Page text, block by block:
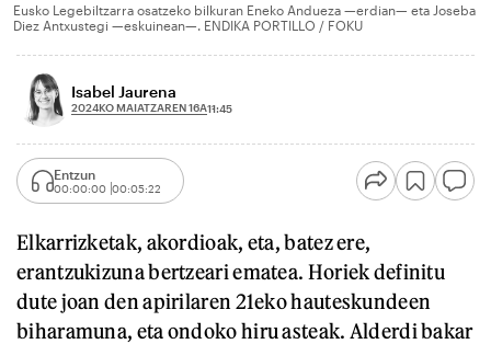
Eusko Legebiltzarra osatzeko bilkuran Eneko Andueza —erdian— eta Joseba
Diez Antxustegi —eskuinean—. ENDIKA PORTILLO / FOKU
Isabel Jaurena
2024KO MAIATZAREN 16A11:45
Entzun
00:00:00 00:05:22
Elkarrizketak, akordioak, eta, batez ere,
erantzukizuna bertzeari ematea. Horiek definitu
dute joan den apirilaren 21eko hauteskundeen
biharamuna, eta ondoko hiru asteak. Alderdi bakar